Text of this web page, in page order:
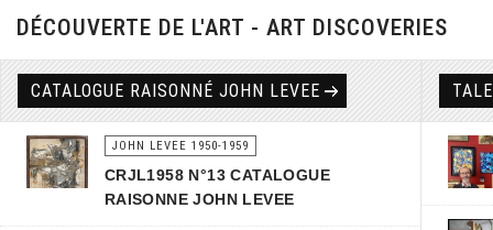
DÉCOUVERTE DE L'ART - ART DISCOVERIES
CATALOGUE RAISONNÉ JOHN LEVEE
JOHN LEVEE 1950-1959
CRJL1958 N°13 CATALOGUE
RAISONNE JOHN LEVEE